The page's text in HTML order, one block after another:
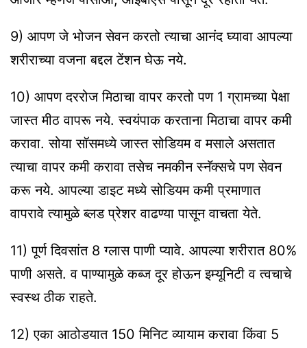
9) आपण जे भोजन सेवन करतो त्याचा आनंद घ्यावा आपल्या
शरीराच्या वजना बद्दल टेंशन घेऊ नये.
10) आपण दररोज मिठाचा वापर करतो पण 1 ग्रामच्या पेक्षा
जास्त मीठ वापरू नये. स्वयंपाक करताना मिठाचा वापर कमी
करावा. सोया सॉसमध्ये जास्त सोडियम व मसाले असतात
त्याचा वापर कमी करावा तसेच नमकीन स्नॅक्सचे पण सेवन
करू नये. आपल्या डाइट मध्ये सोडियम कमी प्रमाणात
वापरावे त्यामुळे ब्लड प्रेशर वाढण्या पासून वाचता येते.
11) पूर्ण दिवसांत 8 ग्लास पाणी प्यावे. आपल्या शरीरात 80%
पाणी असते. व पाण्यामुळे कब्ज दूर होऊन इम्‍यूनिटी व त्वचाचे
स्वस्थ ठीक राहते.
12) एका आठोडयात 150 मिनिट व्यायाम करावा किंवा 5